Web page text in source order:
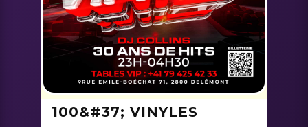
100&#37; VINYLES